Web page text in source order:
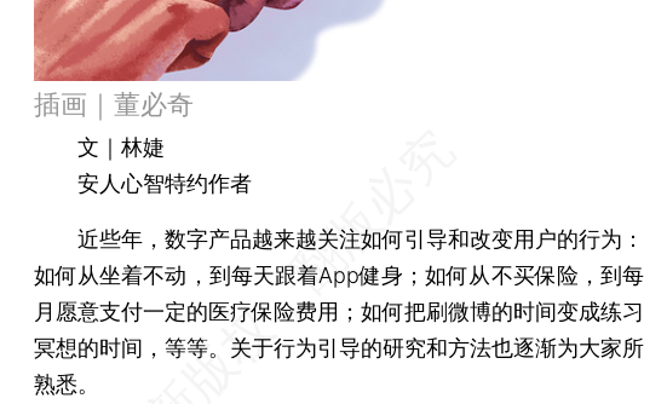
插画｜董必奇
文｜林婕
安人心智特约作者
近些年，数字产品越来越关注如何引导和改变用户的行为：
如何从坐着不动，到每天跟着App健身；如何从不买保险，到每
月愿意支付一定的医疗保险费用；如何把刷微博的时间变成练习
冥想的时间，等等。关于行为引导的研究和方法也逐渐为大家所
熟悉。